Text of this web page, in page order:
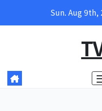
Sun. Aug 9th,